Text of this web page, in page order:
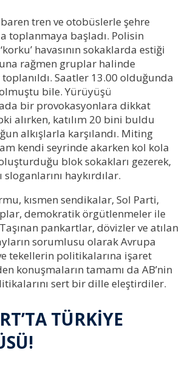
tren ve otobüslerle şehre
toplanmaya başladı. Polisin
havasının sokaklarda estiği
rağmen gruplar halinde
Saatler 13.00 olduğunda
bile. Yürüyüşü
bir provokasyonlara dikkat
alırken, katılım 20 bini buldu
alkışlarla karşılandı. Miting
kendi seyrinde akarken kol kola
blok sokakları gezerek‚
haykırdılar.
kısmen sendikalar, Sol Parti,
demokratik örgütlenmeler ile
pankartlar, dövizler ve atılan
sorumlusu olarak Avrupa
tekellerin politikalarına işaret
konuşmaların tamamı da AB’nin
sert bir dille eleştirdiler.
TÜRKİYE